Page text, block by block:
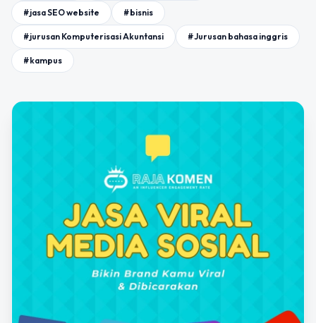
#jasa SEO website #bisnis
#jurusan Komputerisasi Akuntansi #Jurusan bahasa inggris
#kampus